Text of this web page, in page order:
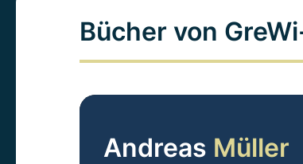
Bücher von
Andreas Müller